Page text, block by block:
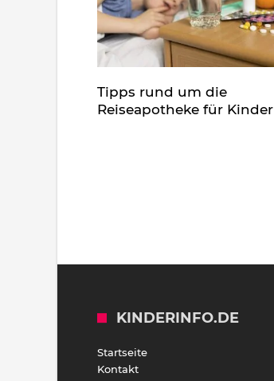
Tipps rund um die
Reiseapotheke für Kinder
KINDERINFO.DE
Startseite
Kontakt